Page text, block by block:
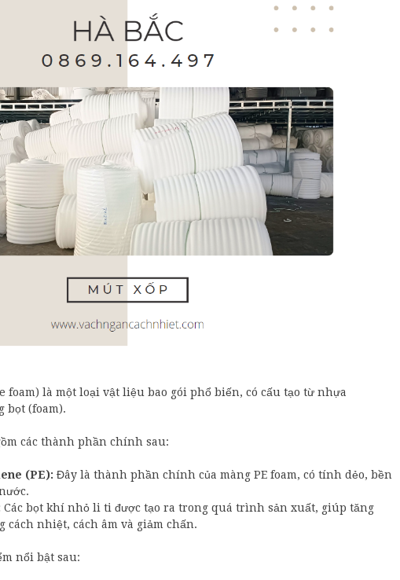
foam) là một loại vật liệu bao gói phổ biến, có cấu tạo từ nhựa
bọt (foam).
các thành phần chính sau:
(PE): Đây là thành phần chính của màng PE foam, có tính dẻo, bền
Các bọt khí nhỏ li ti được tạo ra trong quá trình sản xuất, giúp tăng
cách nhiệt, cách âm và giảm chấn.
nổi bật sau: